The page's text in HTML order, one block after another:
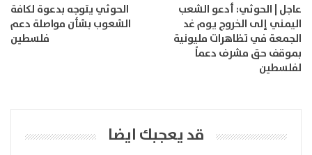
عاجل | الحوثي: أدعو الشعب
اليمني إلى الخروج يوم غد
الجمعة في تظاهرات مليونية
بموقف حق مشرف دعماً
لفلسطين
الحوثي يتوجه بدعوة لكافة
الشعوب بشأن مواصلة دعم
فلسطين
قد يعجبك ايضا